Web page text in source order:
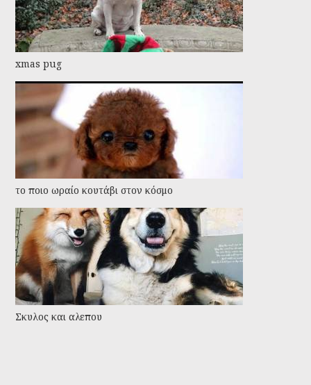
xmas pug
το ποιο ωραίο κουτάβι στον κόσμο
Σκυλος και αλεπου